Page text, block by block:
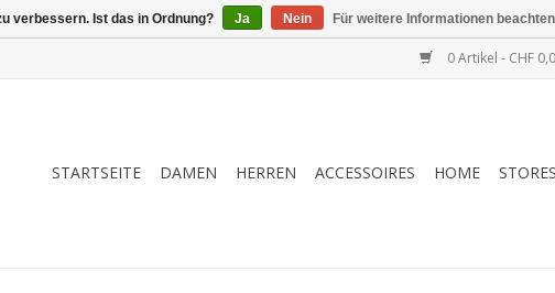
0 Artikel - CHF
STARTSEITE DAMEN HERREN ACCESSOIRES HOME STORES
verbessern. Ist das in Ordnung? Ja Nein Für weitere Informationen